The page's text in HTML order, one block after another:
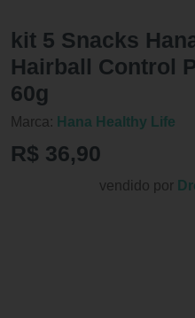
kit 5 Snacks
Hairball Control
60g
Marca: Hana Healthy Life
R$ 36,90
vendido por